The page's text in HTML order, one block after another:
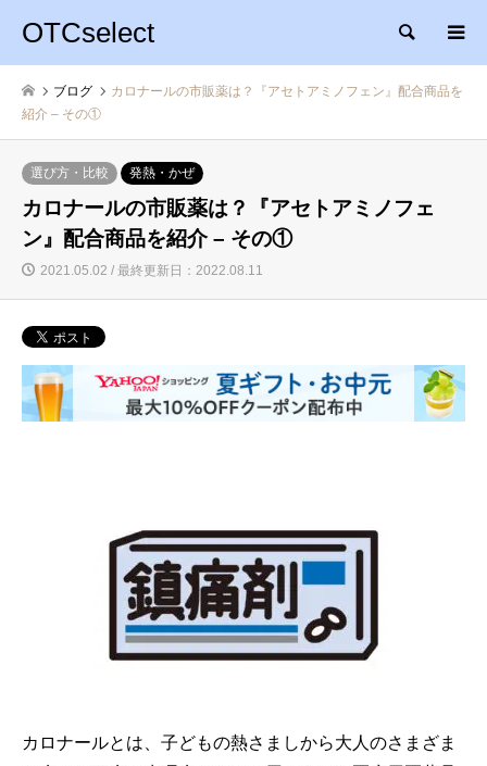
OTCselect 検索
ブログ
カロナールの市販薬は？『アセトアミノフェン』配合商品を
紹介 – その①
選び方・比較 発熱・かぜ
カロナールの市販薬は？『アセトアミノフェ
ン』配合商品を紹介 – その①
2021.05.02 / 最終更新日：2022.08.11
カロナールとは、子どもの熱さましから大人のさまざま